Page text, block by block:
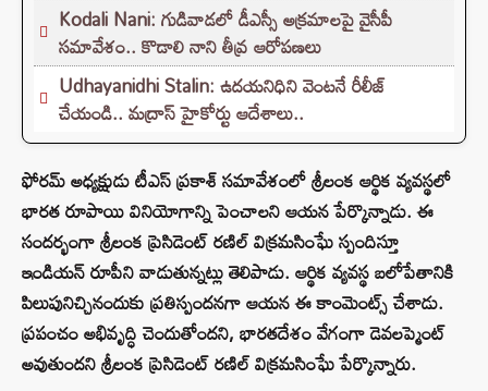
Kodali Nani: గుడివాడలో డీఎస్సీ అక్రమాలపై వైసీపీ
సమావేశం.. కొడాలి నాని తీవ్ర ఆరోపణలు
Udhayanidhi Stalin: ఉదయనిధిని వెంటనే రీలీజ్
చేయండి.. మద్రాస్ హైకోర్టు ఆదేశాలు..
ఫోరమ్ అధ్యక్షుడు టీఎస్ ప్రకాశ్‌ సమావేశంలో శ్రీలంక ఆర్థిక వ్యవస్థలో
భారత రూపాయి వినియోగాన్ని పెంచాలని ఆయన పేర్కొన్నాడు. ఈ
సందర్భంగా శ్రీలంక ప్రెసిడెంట్ రణిల్‌ విక్రమసింఘే స్పందిస్తూ
ఇండియన్ రూపీని వాడుతున్నట్లు తెలిపాడు. ఆర్థిక వ్యవస్థ బలోపేతానికి
పిలుపునిచ్చినందుకు ప్రతిస్పందనగా ఆయన ఈ కాంమెంట్స్ చేశాడు.
ప్రపంచం అభివృద్ధి చెందుతోందని, భారతదేశం వేగంగా డెవలప్మెంట్
అవుతుందని శ్రీలంక ప్రెసిడెంట్ రణిల్‌ విక్రమసింఘే పేర్కొన్నారు.